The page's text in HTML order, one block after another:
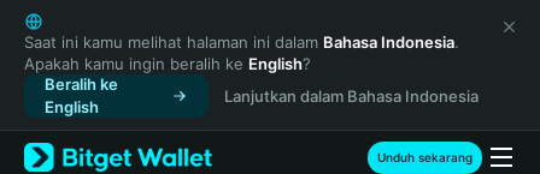
English
日本語
Tiếng Việt
Русский
Español (Latinoamérica)
Türkçe
Saat ini kamu melihat halaman ini dalam Bahasa Indonesia.
Apakah kamu ingin beralih ke English?
Beralih ke
English
Lanjutkan dalam Bahasa Indonesia
Unduh sekarang